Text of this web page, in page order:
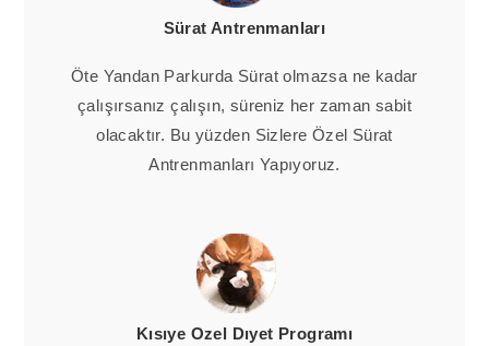
Sürat Antrenmanları
Öte Yandan Parkurda Sürat olmazsa ne kadar
çalışırsanız çalışın, süreniz her zaman sabit
olacaktır. Bu yüzden Sizlere Özel Sürat
Antrenmanları Yapıyoruz.
Kısıye Ozel Dıyet Programı